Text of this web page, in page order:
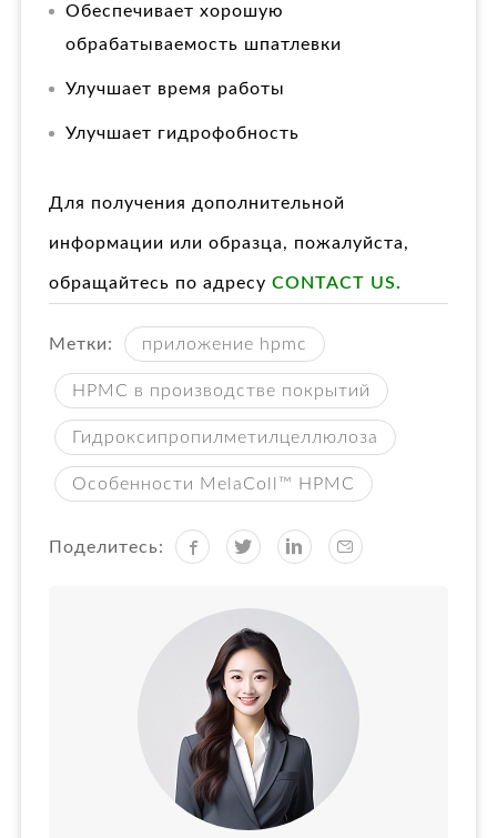
Обеспечивает хорошую
обрабатываемость шпатлевки
Улучшает время работы
Улучшает гидрофобность
Для получения дополнительной
информации или образца, пожалуйста,
обращайтесь по адресу CONTACT US.
Метки: приложение hpmc
HPMC в производстве покрытий
Гидроксипропилметилцеллюлоза
Особенности MelaColl™ HPMC
Поделитесь: